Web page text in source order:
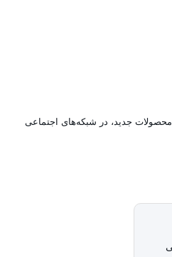
جدید، در شبکه‌های اجتماعی